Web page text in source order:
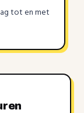
tot en met